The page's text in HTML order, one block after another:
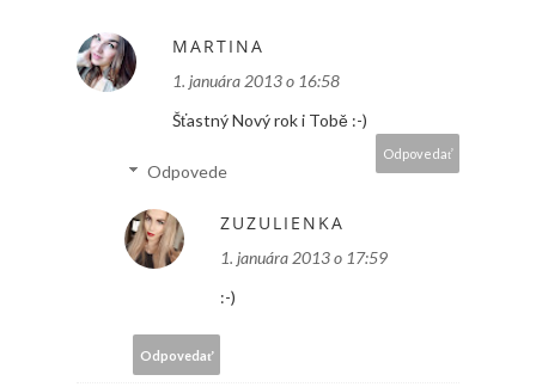
MARTINA
1. januára 2013 o 16:58
Šťastný Nový rok i Tobě :-)
Odpovedať
Odpovede
ZUZULIENKA
1. januára 2013 o 17:59
:-)
Odpovedať